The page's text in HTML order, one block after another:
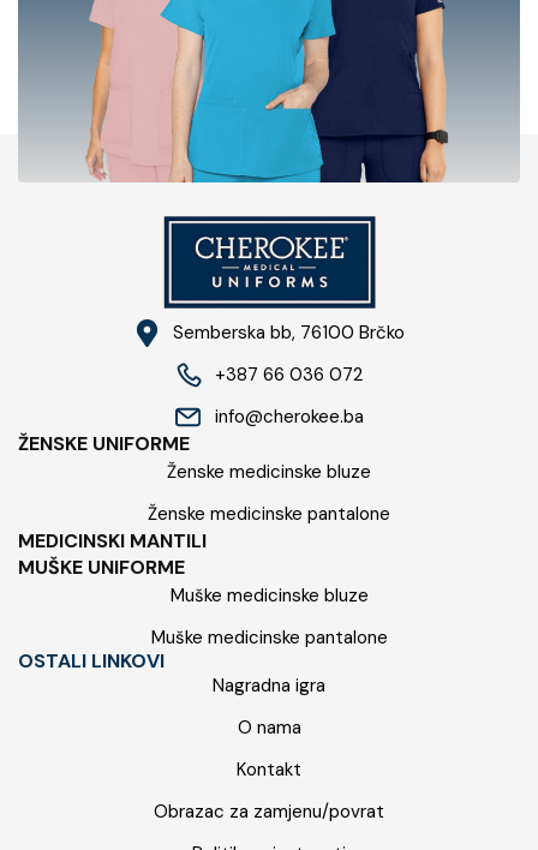
Semberska bb, 76100​ Brčko
+387 66 036 072
info@cherokee.ba​
ŽENSKE UNIFORME
Ženske medicinske bluze
Ženske medicinske pantalone
MEDICINSKI MANTILI
MUŠKE UNIFORME
Muške medicinske bluze
Muške medicinske pantalone
OSTALI LINKOVI
Nagradna igra
O nama
Kontakt
Obrazac za zamjenu/povrat